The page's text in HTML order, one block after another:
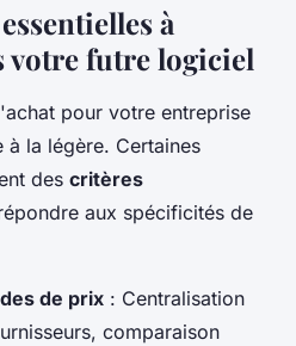
à
votre futre logiciel
pour votre entreprise
à la légère. Certaines
des critères
aux spécificités de
de prix : Centralisation
comparaison